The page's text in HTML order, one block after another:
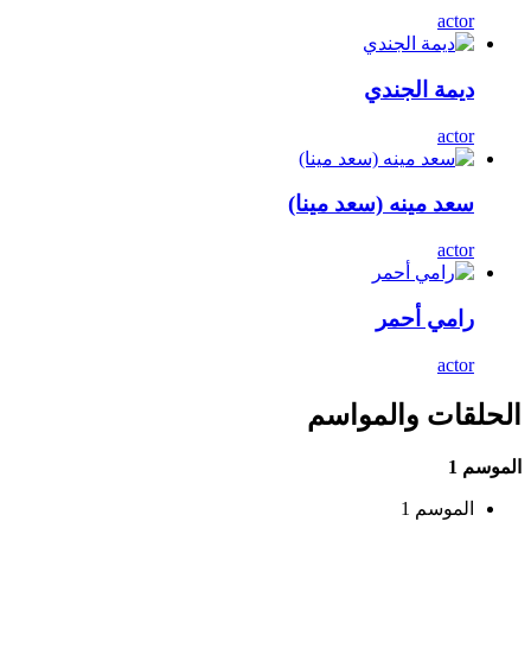
actor
ديمة الجندي
actor
سعد مينه (سعد مينا)
actor
رامي أحمر
actor
الحلقات والمواسم
الموسم 1
الموسم 1